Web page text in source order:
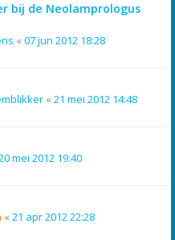
bij de Neolamprologus
« 07 jun 2012 18:28
« 21 mei 2012 14:48
mei 2012 19:40
« 21 apr 2012 22:28